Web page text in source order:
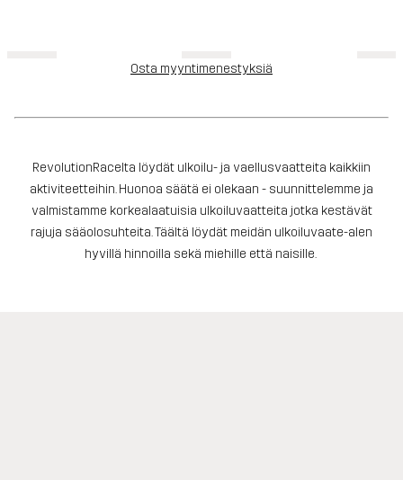
Osta myyntimenestyksiä
RevolutionRacelta löydät ulkoilu- ja vaellusvaatteita kaikkiin
aktiviteetteihin. Huonoa säätä ei olekaan - suunnittelemme ja
valmistamme korkealaatuisia ulkoiluvaatteita jotka kestävät
rajuja sääolosuhteita. Täältä löydät meidän ulkoiluvaate-alen
hyvillä hinnoilla sekä miehille että naisille.